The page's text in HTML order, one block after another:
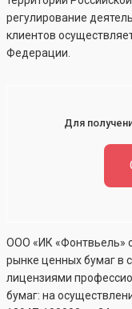
регулирование
клиентов
Федерации.
Для
ООО «ИК «Фонтвьель»
рынке ценных бумаг в
лицензиями
бумаг: на